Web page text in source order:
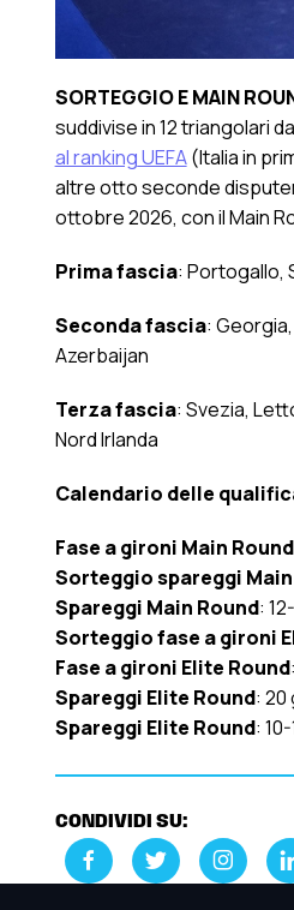
SORTEGGIO E MAIN
suddivise in 12 triangolari
al rankingUEFA(Italia in
altre otto seconde
ottobre 2026, con il Main
Prima fascia: Portogallo,
Seconda fascia:
Azerbaijan
Terza fascia: Svezia,
Nord Irlanda
Calendario delle
Fase a gironi Main Round
Sorteggio spareggi
Spareggi Main Round:
Sorteggio fase a gironi
Fase a gironi Elite Round
Spareggi Elite Round: 20
Spareggi Elite Round:
CONDIVIDI SU: